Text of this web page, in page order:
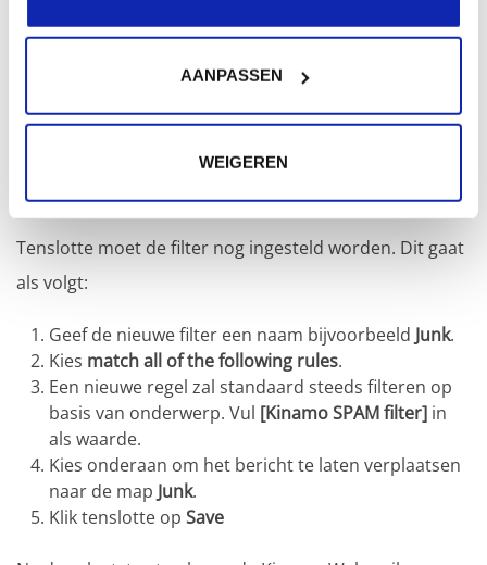
AANPASSEN
WEIGEREN
Tenslotte moet de filter nog ingesteld worden. Dit gaat
als volgt:
Geef de nieuwe filter een naam bijvoorbeeld Junk.
Kies match all of the following rules.
Een nieuwe regel zal standaard steeds filteren op
basis van onderwerp. Vul [Kinamo SPAM filter] in
als waarde.
Kies onderaan om het bericht te laten verplaatsen
naar de map Junk.
Klik tenslotte op Save